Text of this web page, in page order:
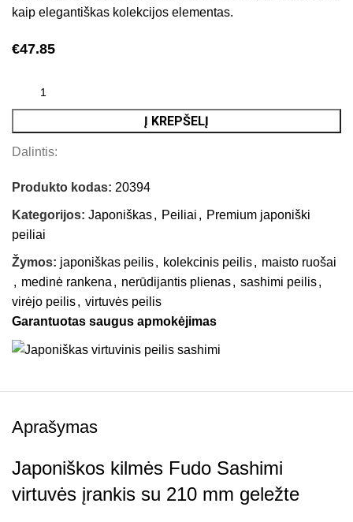
kaip elegantiškas kolekcijos elementas.
€47.85
Į KREPŠELĮ
Dalintis:
Produkto kodas: 20394
Kategorijos: Japoniškas, Peiliai , Premium japoniški
peiliai
Žymos: japoniškas peilis, kolekcinis peilis, maisto ruošai
, medinė rankena , nerūdijantis plienas, sashimi peilis,
virėjo peilis, virtuvės peilis
Garantuotas saugus apmokėjimas
Aprašymas
Japoniškos kilmės Fudo Sashimi
virtuvės įrankis su 210 mm geležte